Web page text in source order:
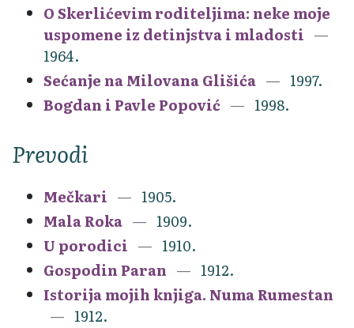
O Skerlićevim roditeljima: neke moje
uspomene iz detinjstva i mladosti
1964.
Sećanje na Milovana Glišića
1997.
Bogdan i Pavle Popović
1998.
Prevodi
Mečkari
1905.
Mala Roka
1909.
U porodici
1910.
Gospodin Paran
1912.
Istorija mojih knjiga. Numa Rumestan
1912.